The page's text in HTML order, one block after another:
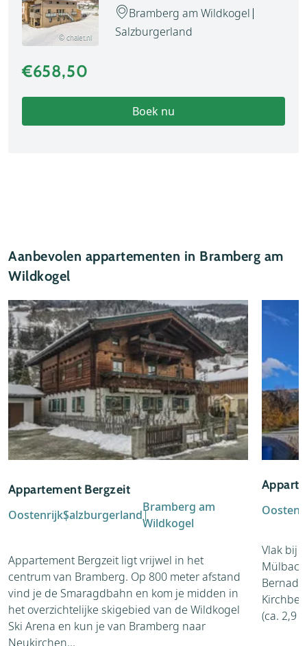
© chalet.nl
Bramberg am Wildkogel
Salzburgerland
€658,50
Boek nu
Aanbevolen appartementen in Bramberg am
Wildkogel
Appartement Bergzeit
OostenrijkSalzburgerland
Bramberg am
Wildkogel
Appartement Bergzeit ligt vrijwel in het
centrum van Bramberg. Op 800 meter afstand
vind je de Smaragdbahn en kom je midden in
het overzichtelijke skigebied van de Wildkogel
Ski Arena en kun je van Bramberg naar
Neukirchen...
Vlak bij
(ca. 2,9